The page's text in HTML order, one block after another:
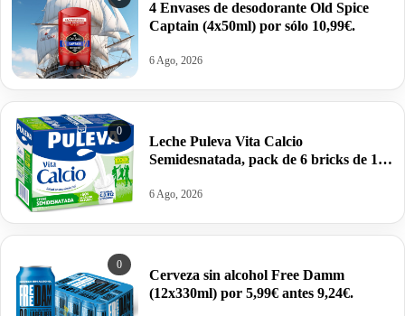
4 Envases de desodorante Old Spice
Captain (4x50ml) por sólo 10,99€.
6 Ago, 2026
0
Leche Puleva Vita Calcio
Semidesnatada, pack de 6 bricks de 1
6 Ago, 2026
0
Cerveza sin alcohol Free Damm
(12x330ml) por 5,99€ antes 9,24€.